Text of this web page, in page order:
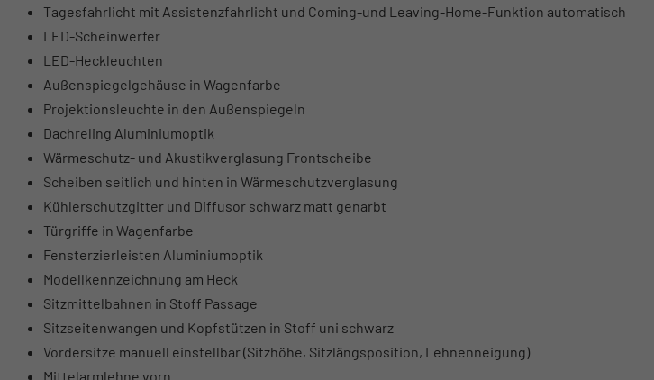
Tagesfahrlicht mit Assistenzfahrlicht und Coming-und Leaving-Home-Funktion automatisch
LED-Scheinwerfer
LED-Heckleuchten
Außenspiegelgehäuse in Wagenfarbe
Projektionsleuchte in den Außenspiegeln
Dachreling Aluminiumoptik
Wärmeschutz- und Akustikverglasung Frontscheibe
Scheiben seitlich und hinten in Wärmeschutzverglasung
Kühlerschutzgitter und Diffusor schwarz matt genarbt
Türgriffe in Wagenfarbe
Fensterzierleisten Aluminiumoptik
Modellkennzeichnung am Heck
Sitzmittelbahnen in Stoff Passage
Sitzseitenwangen und Kopfstützen in Stoff uni schwarz
Vordersitze manuell einstellbar (Sitzhöhe, Sitzlängsposition, Lehnenneigung)
Mittelarmlehne vorn